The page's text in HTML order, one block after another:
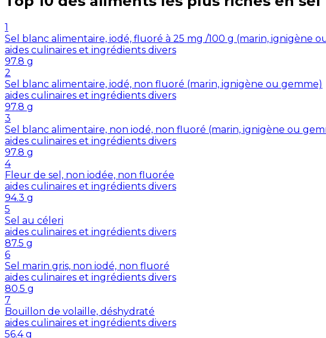
1
Sel blanc alimentaire, iodé, fluoré à 25 mg /100 g (marin, ignigène
aides culinaires et ingrédients divers
97.8 g
2
Sel blanc alimentaire, iodé, non fluoré (marin, ignigène ou gemme)
aides culinaires et ingrédients divers
97.8 g
3
Sel blanc alimentaire, non iodé, non fluoré (marin, ignigène ou
aides culinaires et ingrédients divers
97.8 g
4
Fleur de sel, non iodée, non fluorée
aides culinaires et ingrédients divers
94.3 g
5
Sel au céleri
aides culinaires et ingrédients divers
87.5 g
6
Sel marin gris, non iodé, non fluoré
aides culinaires et ingrédients divers
80.5 g
7
Bouillon de volaille, déshydraté
aides culinaires et ingrédients divers
56.4 g